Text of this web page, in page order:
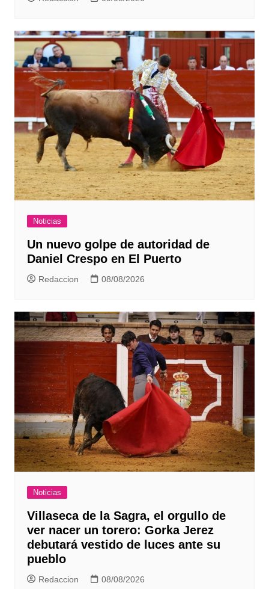
Noticias
Un nuevo golpe de autoridad de
Daniel Crespo en El Puerto
Redaccion 08/08/2026
Noticias
Villaseca de la Sagra, el orgullo de
ver nacer un torero: Gorka Jerez
debutará vestido de luces ante su
pueblo
Redaccion 08/08/2026